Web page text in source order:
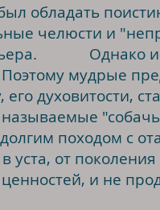
обладать
челюсти и
Однако
мудрые
духовитости,
походом с
уста, от
и не